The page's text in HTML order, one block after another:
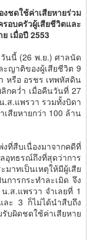
ชดใช้ค่าเสียหายร่วม
อบครัวผู้เสียชีวิตและ
เมื่อปี 2553
นนี้ (26 พ.ย.) ศาลนัด
ญาติของผู้เสียชีวิต 9
หรือ อรชร เทพหัสดิน
กคว่ำ เมื่อคืนวันที่ 27
ส.แพรวา รวมทั้งบิดา
เสียหายกว่า 100 ล้าน
สืบเนื่องมาจากคดีที่
อุทธรณ์ถึงที่สุดว่าการ
าทเป็นเหตุให้มีผู้เสีย
การกระทำละเมิด จึง
.ส.แพรวา จำเลยที่ 1
ะ 3 ก็ไม่ได้นำสืบถึง
บผิดชดใช้ค่าเสียหาย